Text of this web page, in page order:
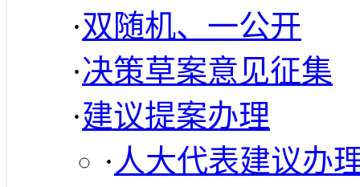
·双随机、一公开
·决策草案意见征集
·建议提案办理
· 人大代表建议办